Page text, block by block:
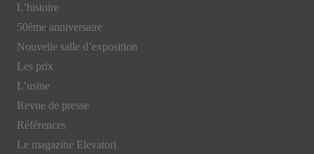
L’histoire
50ème anniversaire
Nouvelle salle d’exposition
Les prix
L’usine
Revue de presse
Références
Le magazine Elevatori